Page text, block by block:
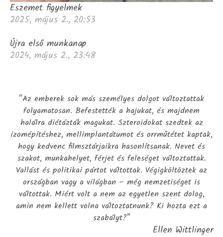
Eszemet figyelmek
2025, május 2., 20:53
Újra első munkanap
2024, május 2., 23:48
"Az emberek sok más személyes dolgot változtattak
folyamatosan. Befestették a hajukat, és majdnem
halálra diétázták magukat. Szteroidokat szedtek az
izomépítéshez, mellimplantátumot és orrműtétet kaptak,
hogy kedvenc filmsztárjaikra hasonlítsanak. Nevet és
szakot, munkahelyet, férjet és feleséget változtattak.
Vallást és politikai pártot váltottak. Végigköltöztek az
országban vagy a világban – még nemzetiséget is
váltottak. Miért volt a nem az egyetlen szent dolog,
amin nem kellett volna változtatnunk? Ki hozta ezt a
szabályt?"
Ellen Wittlinger